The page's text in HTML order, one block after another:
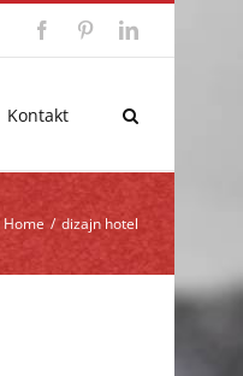
FacebookPinterestLinkedIn
Kontakt
Home / dizajn hotel